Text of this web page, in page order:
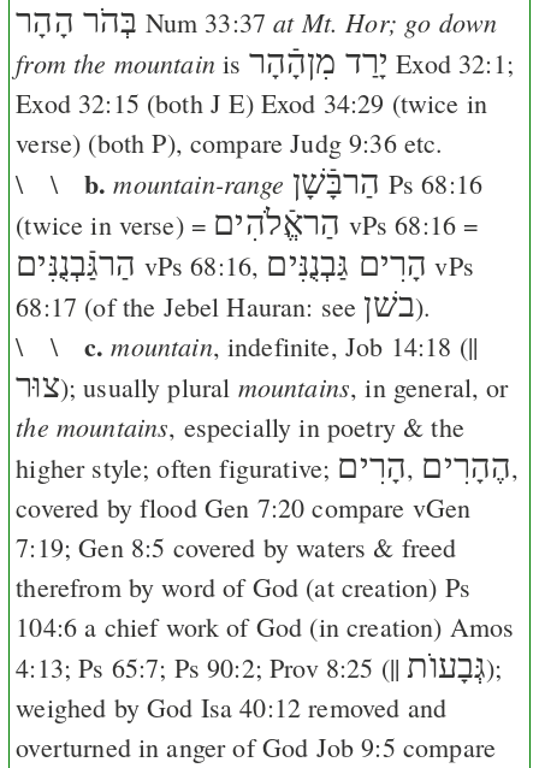
בְּהֹר הָהָר Num 33:37 at Mt. Hor; go down
from the mountainis יָרַד מִןהָֿהָר Exod 32:1;
Exod 32:15 (both J E) Exod 34:29 (twice in
verse) (bothP), compareJudg 9:36etc.
\ \ b. mountain-range הַרבָּֿשָׁן Ps 68:16
(twice in verse) = הַראֱֿלֹהִים vPs 68:16 =
הַרגַּֿבְנֻנִּים vPs 68:16, הָרִים גַּבְנֻנִּים vPs
68:17 (of the Jebel Hauran: see בשׁן).
\ \ c. mountain, indefinite, Job 14:18 (||
צוּר); usually plural mountains, in general, or
the mountains, especially in poetry & the
higher style; often figurative; הָרִים, הֶהָרִים,
covered by flood Gen 7:20 compare vGen
7:19;Gen 8:5 covered by waters & freed
therefrom by word of God (at creation) Ps
104:6 a chief work of God (in creation) Amos
4:13;Ps 65:7; Ps 90:2;Prov 8:25 (||גְּבָעוֺת);
weighed by God Isa 40:12 removed and
overturned in anger of God Job 9:5 compare